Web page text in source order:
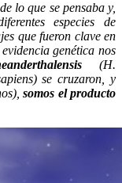
lo que se pensaba y,
especies de
que fueron clave en
genética nos
(H.
se cruzaron, y
somos el producto